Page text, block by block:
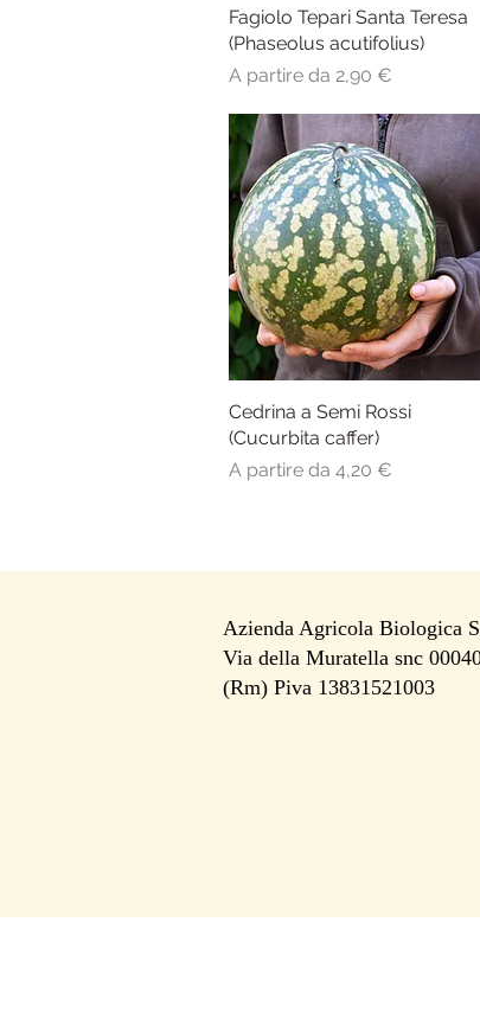
Vista rapida
Fagiolo Tepari Santa Teresa
(Phaseolus acutifolius)
A partire da 2,90 €
Prezzo scontato
Vista rapida
Cedrina a Semi Rossi
(Cucurbita caffer)
A partire da 4,20 €
Prezzo scontato
i
Azienda Agricola Biologica
Via della Muratella snc
(Rm) Piva 13831521003